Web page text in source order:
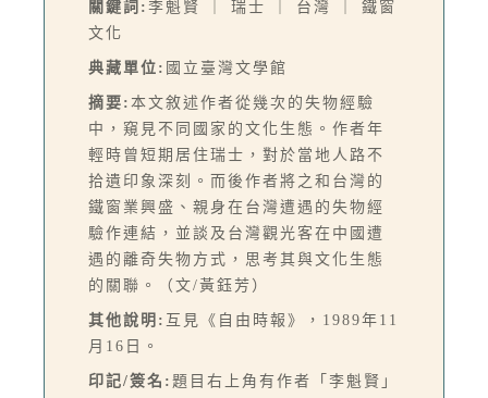
關鍵詞: 李魁賢 ｜ 瑞士 ｜ 台灣 ｜ 鐵窗
文化
典藏單位: 國立臺灣文學館
摘要: 本文敘述作者從幾次的失物經驗
中，窺見不同國家的文化生態。作者年
輕時曾短期居住瑞士，對於當地人路不
拾遺印象深刻。而後作者將之和台灣的
鐵窗業興盛、親身在台灣遭遇的失物經
驗作連結，並談及台灣觀光客在中國遭
遇的離奇失物方式，思考其與文化生態
的關聯。（文/黃鈺芳）
其他說明: 互見《自由時報》，1989年11
月16日。
印記/簽名: 題目右上角有作者「李魁賢」